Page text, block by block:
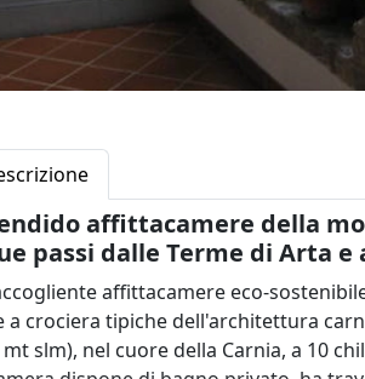
affittacamere della
passi dalle Terme di Arta
affittacamere eco-
a crociera tipiche dell'architettura
mt slm), nel cuore della Carnia, a 10